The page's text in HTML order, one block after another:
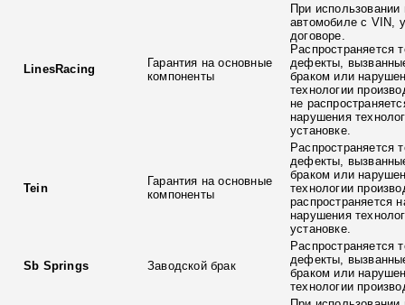
LinesRacing
Гарантия на основные
компоненты
При использовании
автомобиле с VIN,
договоре.
Распространяется
дефекты,
браком или
технологии
не
нарушения
установке.
Tein
Гарантия на основные
компоненты
Распространяется
дефекты,
браком или
технологии
распространяется
нарушения
установке.
Sb Springs Заводской брак
Распространяется
дефекты,
браком или
технологии